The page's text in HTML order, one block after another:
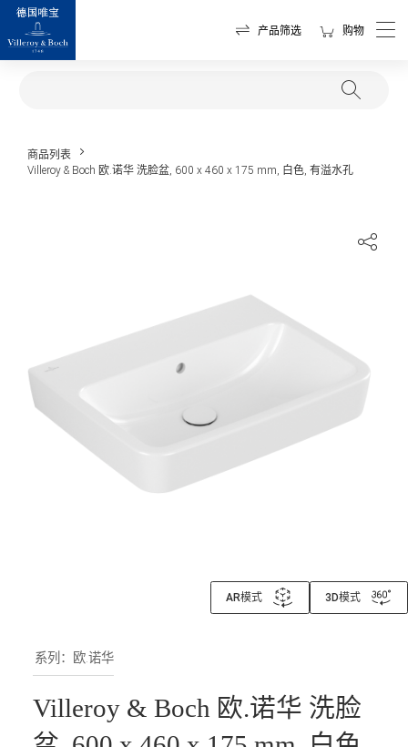
产品筛选 购物
商品列表
Villeroy & Boch 欧.诺华 洗脸盆, 600 x 460 x 175 mm, 白色, 有溢水孔
AR模式 3D模式
系列：欧.诺华
Villeroy & Boch 欧.诺华 洗脸